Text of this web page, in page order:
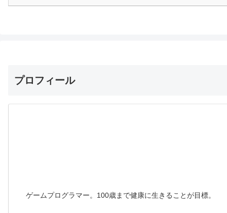
プロフィール
ゲームプログラマー。100歳まで健康に生きることが目標。